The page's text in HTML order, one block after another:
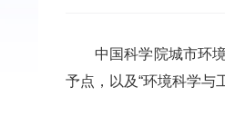
中国科学院城市环
予点，以及“环境科学与